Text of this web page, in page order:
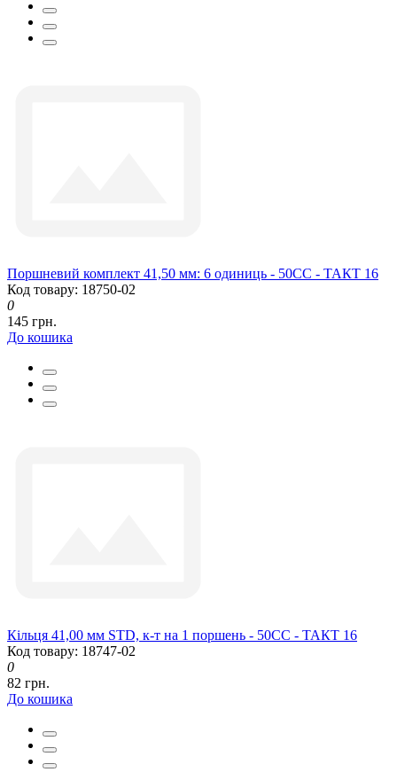
Поршневий комплект 41,50 мм: 6 одиниць - 50CC - ТАКТ 16
Код товару: 18750-02
0
145 грн.
До кошика
Кільця 41,00 мм STD, к-т на 1 поршень - 50CC - ТАКТ 16
Код товару: 18747-02
0
82 грн.
До кошика